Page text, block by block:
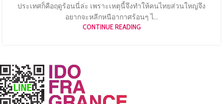
ประเทศก็คือฤดูร้อนนี่ล่ะ เพราะเหตุนี้จึงทำให้คนไทยส่วนใหญ่จึง
อยากจะหลีกหนีอากาศร้อนๆ ไ...
CONTINUE READING